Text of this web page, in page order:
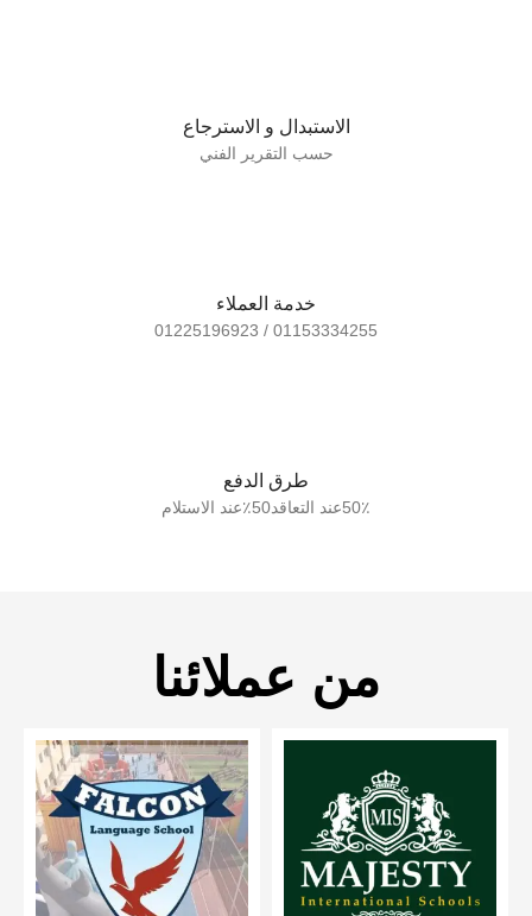
الاستبدال و الاسترجاع
حسب التقرير الفني
خدمة العملاء
01153334255 / 01225196923
طرق الدفع
50٪عند التعاقد50٪عند الاستلام
من عملائنا